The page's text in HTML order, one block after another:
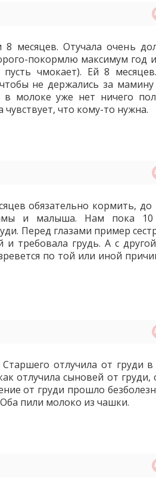
месяцев. Отучала очень
покормлю максимум год
чмокает). Ей 8
не держались за
в молоке уже нет ничего
что кому-то нужна.
обязательно кормить, до
и малыша. Нам пока 10
Перед глазами пример
и требовала грудь. А с
по той или иной
отлучила от груди
отлучила сыновей от
от груди прошло
пили молоко из чашки.